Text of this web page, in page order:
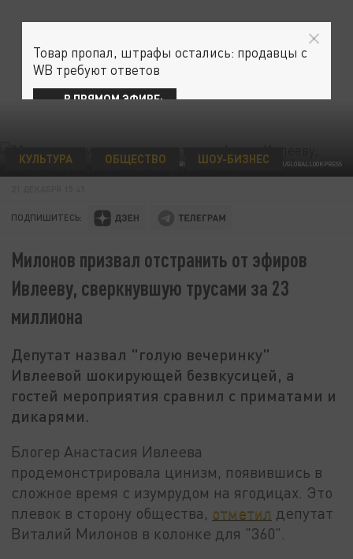
© BULKIN SERGEY SOURCE: NEWS.RU/GLOBALLOOKPRESS
КУЛЬТУРА ОБЩЕСТВО ШОУ-БИЗНЕС
ПОДПИШИТЕСЬ:
Милонов призвал отстранить от эфиров
Ивлееву, сверкнувшую трусами за 23
миллиона
Депутат назвал "голую вечеринку"
Ивлеевой шокирующей безвкусицей, а
гостей мероприятия сравнил с приматами и
дикарями.
Блогер Анастасия Ивлеева
продемонстрировала цинизм, появившись в
сложное время с изумрудом на ягодицах. Это
плевок в сторону общества, отметил депутат
Виталий Милонов в колонке для "360".
Товар пропал, штрафы остались: продавцы с
WB требуют ответов
В ПРЯМОМ ЭФИРЕ: